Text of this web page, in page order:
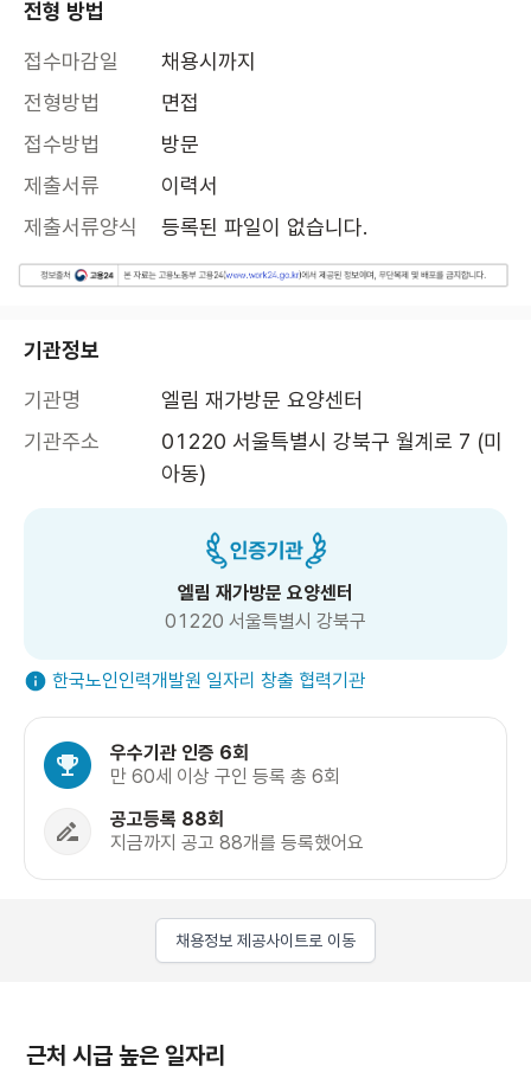
전형 방법
접수마감일
채용시까지
전형방법
면접
접수방법
방문
제출서류
이력서
제출서류양식
등록된 파일이 없습니다.
기관정보
기관명
엘림 재가방문 요양센터
기관주소
01220 서울특별시 강북구 월계로 7 (미
아동)
엘림 재가방문 요양센터
01220 서울특별시 강북구
한국노인인력개발원 일자리 창출 협력기관
우수기관 인증 6회
만 60세 이상 구인 등록 총 6회
공고등록 88회
지금까지 공고 88개를 등록했어요
채용정보 제공사이트로 이동
근처 시급 높은 일자리